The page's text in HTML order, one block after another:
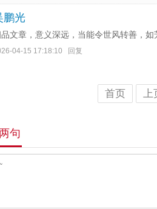
鹏光
文章，意义深远，当能令世风转善，
04-15 17:18:10 回复
首页 上
句